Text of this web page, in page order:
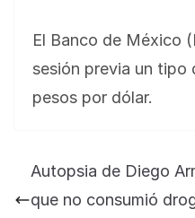
El Banco de México
sesión previa un tipo
pesos por dólar.
Autopsia de Diego
que no consumió